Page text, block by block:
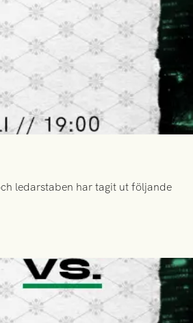
ledarstaben har tagit ut följande